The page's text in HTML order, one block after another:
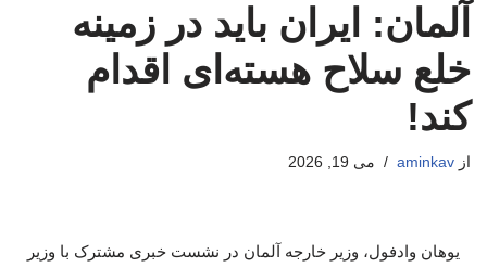
آلمان: ایران باید در زمینه
خلع سلاح هسته‌ای اقدام
کند!
از aminkav می 19, 2026
یوهان وادفول، وزیر خارجه آلمان در نشست خبری مشترک با وزیر